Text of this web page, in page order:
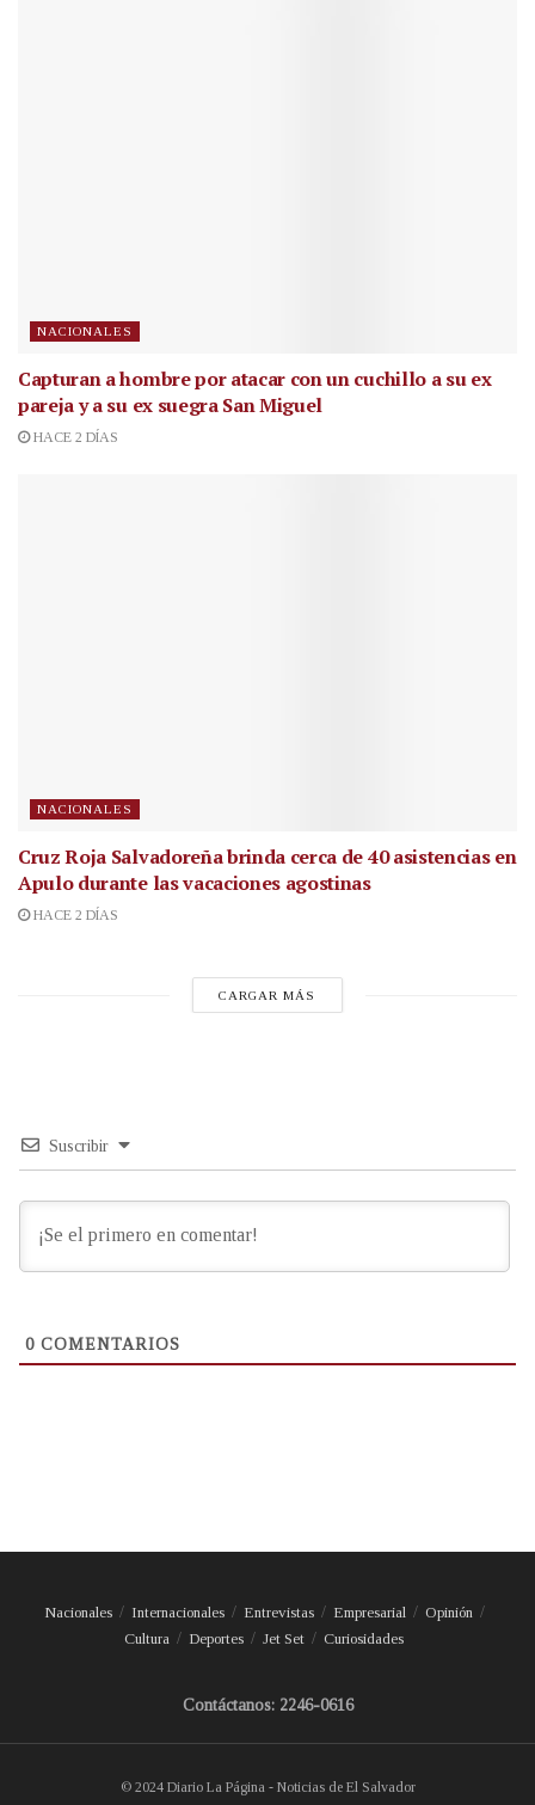
NACIONALES
Capturan a hombre por atacar con un cuchillo a su ex
pareja y a su ex suegra San Miguel
HACE 2 DÍAS
NACIONALES
Cruz Roja Salvadoreña brinda cerca de 40 asistencias en
Apulo durante las vacaciones agostinas
HACE 2 DÍAS
CARGAR MÁS
Suscribir
0 COMENTARIOS
Nacionales Internacionales Entrevistas Empresarial
Opinión
Cultura
Deportes Jet Set Curiosidades
Contáctanos: 2246-0616
© 2024 Diario La Página - Noticias de El Salvador